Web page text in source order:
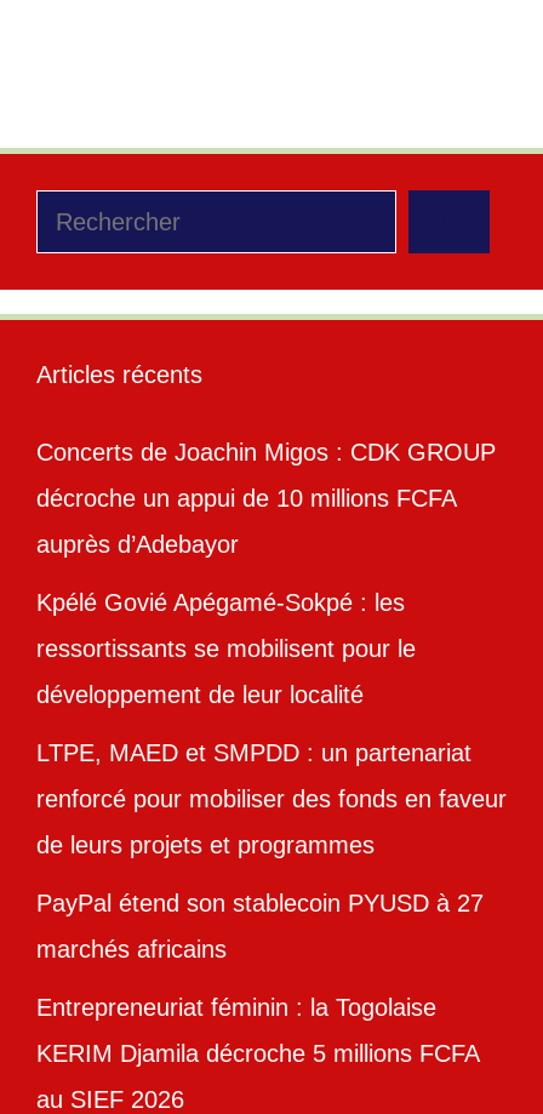
Rechercher
Articles récents
Concerts de Joachin Migos : CDK GROUP
décroche un appui de 10 millions FCFA
auprès d’Adebayor
Kpélé Govié Apégamé-Sokpé : les
ressortissants se mobilisent pour le
développement de leur localité
LTPE, MAED et SMPDD : un partenariat
renforcé pour mobiliser des fonds en faveur
de leurs projets et programmes
PayPal étend son stablecoin PYUSD à 27
marchés africains
Entrepreneuriat féminin : la Togolaise
KERIM Djamila décroche 5 millions FCFA
au SIEF 2026